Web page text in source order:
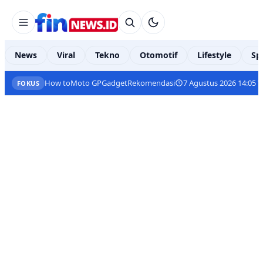
News Viral Tekno Otomotif Lifestyle
FOKUS How toMoto GPGadgetRekomendasi 7 Agustus 2026 14:05